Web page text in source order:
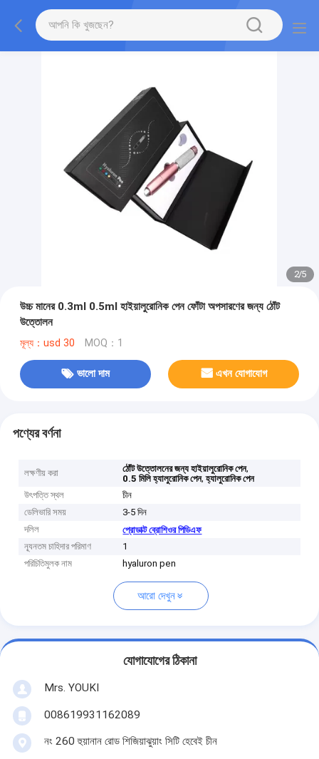
2/5
উচ্চ মানের 0.3ml 0.5ml হাইয়ালুরোনিক পেন ফোঁটা অপসারণের জন্য ঠোঁট
উত্তোলন
মূল্য：usd 30 MOQ：1
ভালো দাম এখন যোগাযোগ
পণ্যের বর্ণনা
লক্ষণীয় করা ঠোঁট উত্তোলনের জন্য হাইয়ালুরোনিক পেন,
0.5 মিলি হ্যালুরোনিক পেন,হ্যালুরোনিক পেন
উৎপত্তি স্থল
চীন
ডেলিভারি সময়
3-5 দিন
দলিল
প্রোডাক্ট ব্রোশিওর পিডিএফ
ন্যূনতম চাহিদার পরিমাণ
1
পরিচিতিমুলক নাম
hyaluron pen
আরো দেখুন
যোগাযোগের ঠিকানা
Mrs. YOUKI
008619931162089
নং 260 হুয়ানান রোড শিজিয়াঝুয়াং সিটি হেবেই চীন